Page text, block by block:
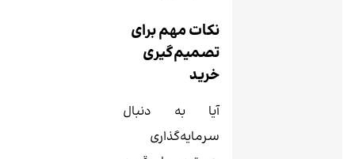
نکات مهم برای
تصمیم‌گیری
خرید
آیا به دنبال
سرمایه‌گذاری